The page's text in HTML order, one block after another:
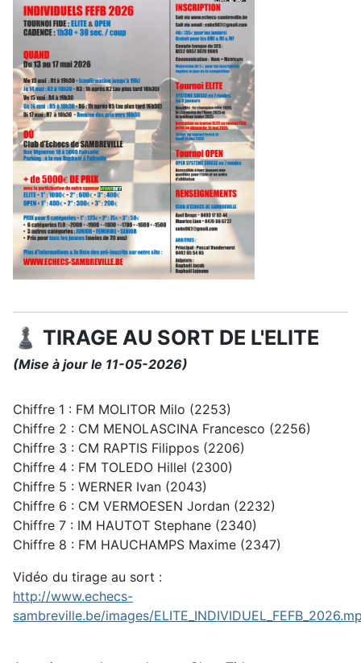
♟️ TIRAGE AU SORT DE L'ELITE
(Mise à jour le 11-05-2026)
Chiffre 1 : FM MOLITOR Milo (2253)
Chiffre 2 : CM MENOLASCINA Francesco (2256)
Chiffre 3 : CM RAPTIS Filippos (2206)
Chiffre 4 : FM TOLEDO Hillel (2300)
Chiffre 5 : WERNER Ivan (2043)
Chiffre 6 : CM VERMOESEN Jordan (2232)
Chiffre 7 : IM HAUTOT Stephane (2340)
Chiffre 8 : FM HAUCHAMPS Maxime (2347)
Vidéo du tirage au sort :
http://www.echecs-
sambreville.be/images/